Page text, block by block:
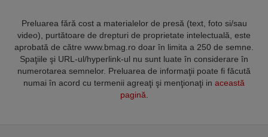
Preluarea fără cost a materialelor de presă (text, foto si/sau
video), purtătoare de drepturi de proprietate intelectuală, este
aprobată de către www.bmag.ro doar în limita a 250 de semne.
Spaţiile şi URL-ul/hyperlink-ul nu sunt luate în considerare în
numerotarea semnelor. Preluarea de informaţii poate fi făcută
numai în acord cu termenii agreaţi şi menţionaţi in această
pagină